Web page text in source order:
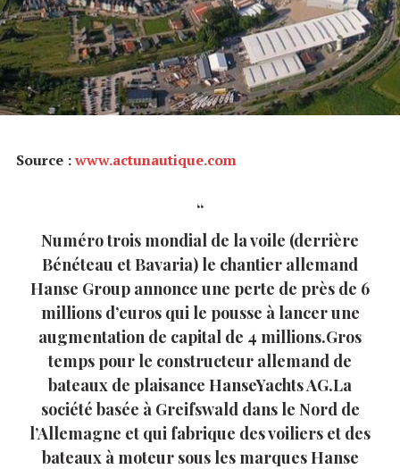
Source :www.actunautique.com
Numéro trois mondial de la voile (derrière
Bénéteau et Bavaria) le chantier allemand
Hanse Group annonce une perte de près de 6
millions d’euros qui le pousse à lancer une
augmentation de capital de 4 millions.Gros
temps pour le constructeur allemand de
bateaux de plaisance HanseYachts AG.La
société basée à Greifswald dans le Nord de
l’Allemagne et qui fabrique des voiliers et des
bateaux à moteur sous les marques Hanse